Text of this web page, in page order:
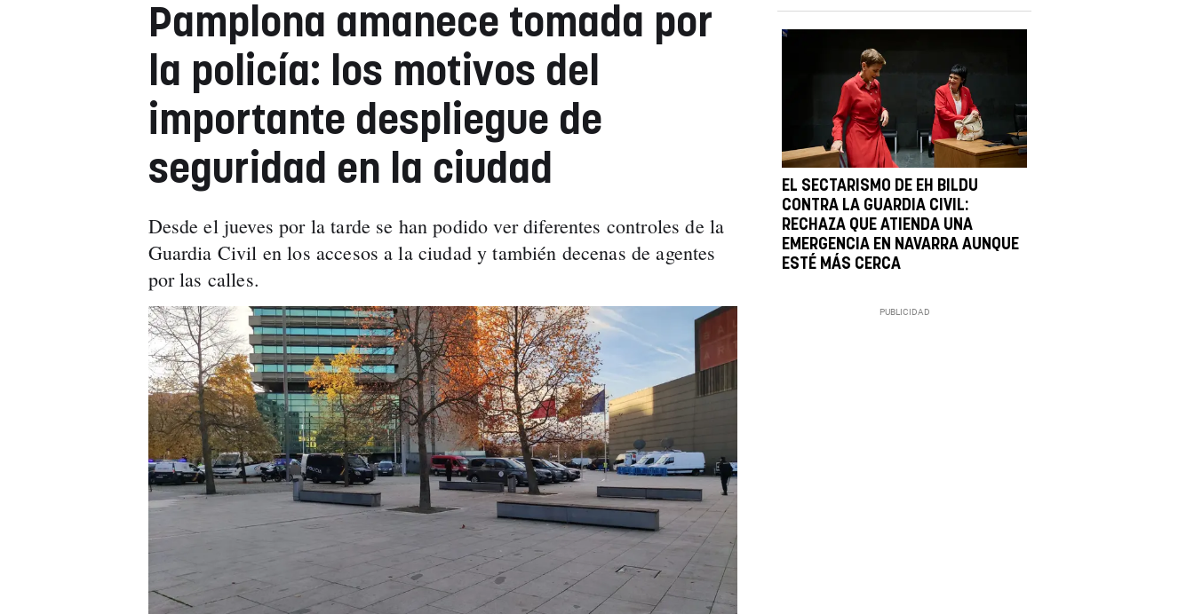
Pamplona amanece tomada por
la policía: los motivos del
importante despliegue de
seguridad en la ciudad
Desde el jueves por la tarde se han podido ver diferentes controles de la
Guardia Civil en los accesos a la ciudad y también decenas de agentes
por las calles.
EL SECTARISMO DE EH BILDU
CONTRA LA GUARDIA CIVIL:
RECHAZA QUE ATIENDA UNA
EMERGENCIA EN NAVARRA AUNQUE
ESTÉ MÁS CERCA